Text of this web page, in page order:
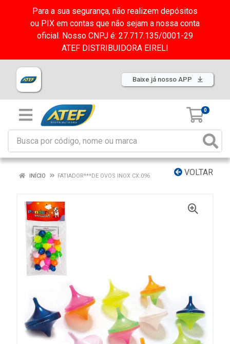
Para a sua segurança, não realizem depósitos
ou PIX em contas que não sejam a nossa conta
oficial. Nosso CNPJ é: 27.717.135/0001-29
ATEF DISTRIBUIDORA EIRELI
Baixe já nosso APP
0
VOLTAR
INÍCIO FATIADOR***DE OVOS INOX CX:096